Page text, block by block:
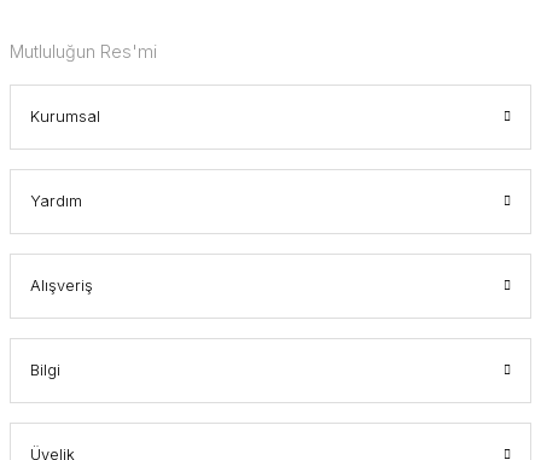
Mutluluğun Res'mi
Kurumsal
Yardım
Alışveriş
Bilgi
Üyelik